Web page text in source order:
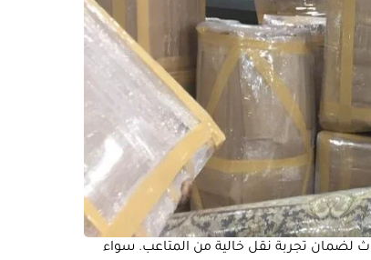
لضمان تجربة نقل خالية من المتاعب. سواء